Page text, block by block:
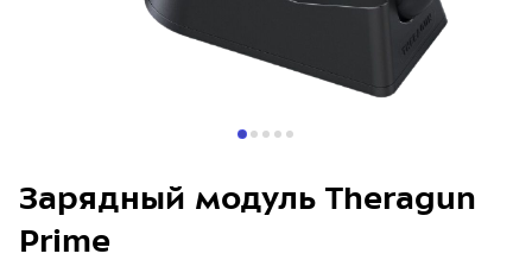
Зарядный модуль Theragun
Prime